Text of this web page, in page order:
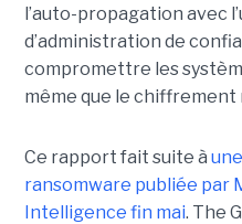
l’auto-propagation avec
d’administration de
compromettre les
même que le chiffrement
Ce rapport fait suite à
ransomware publiée par
Intelligence fin mai. The